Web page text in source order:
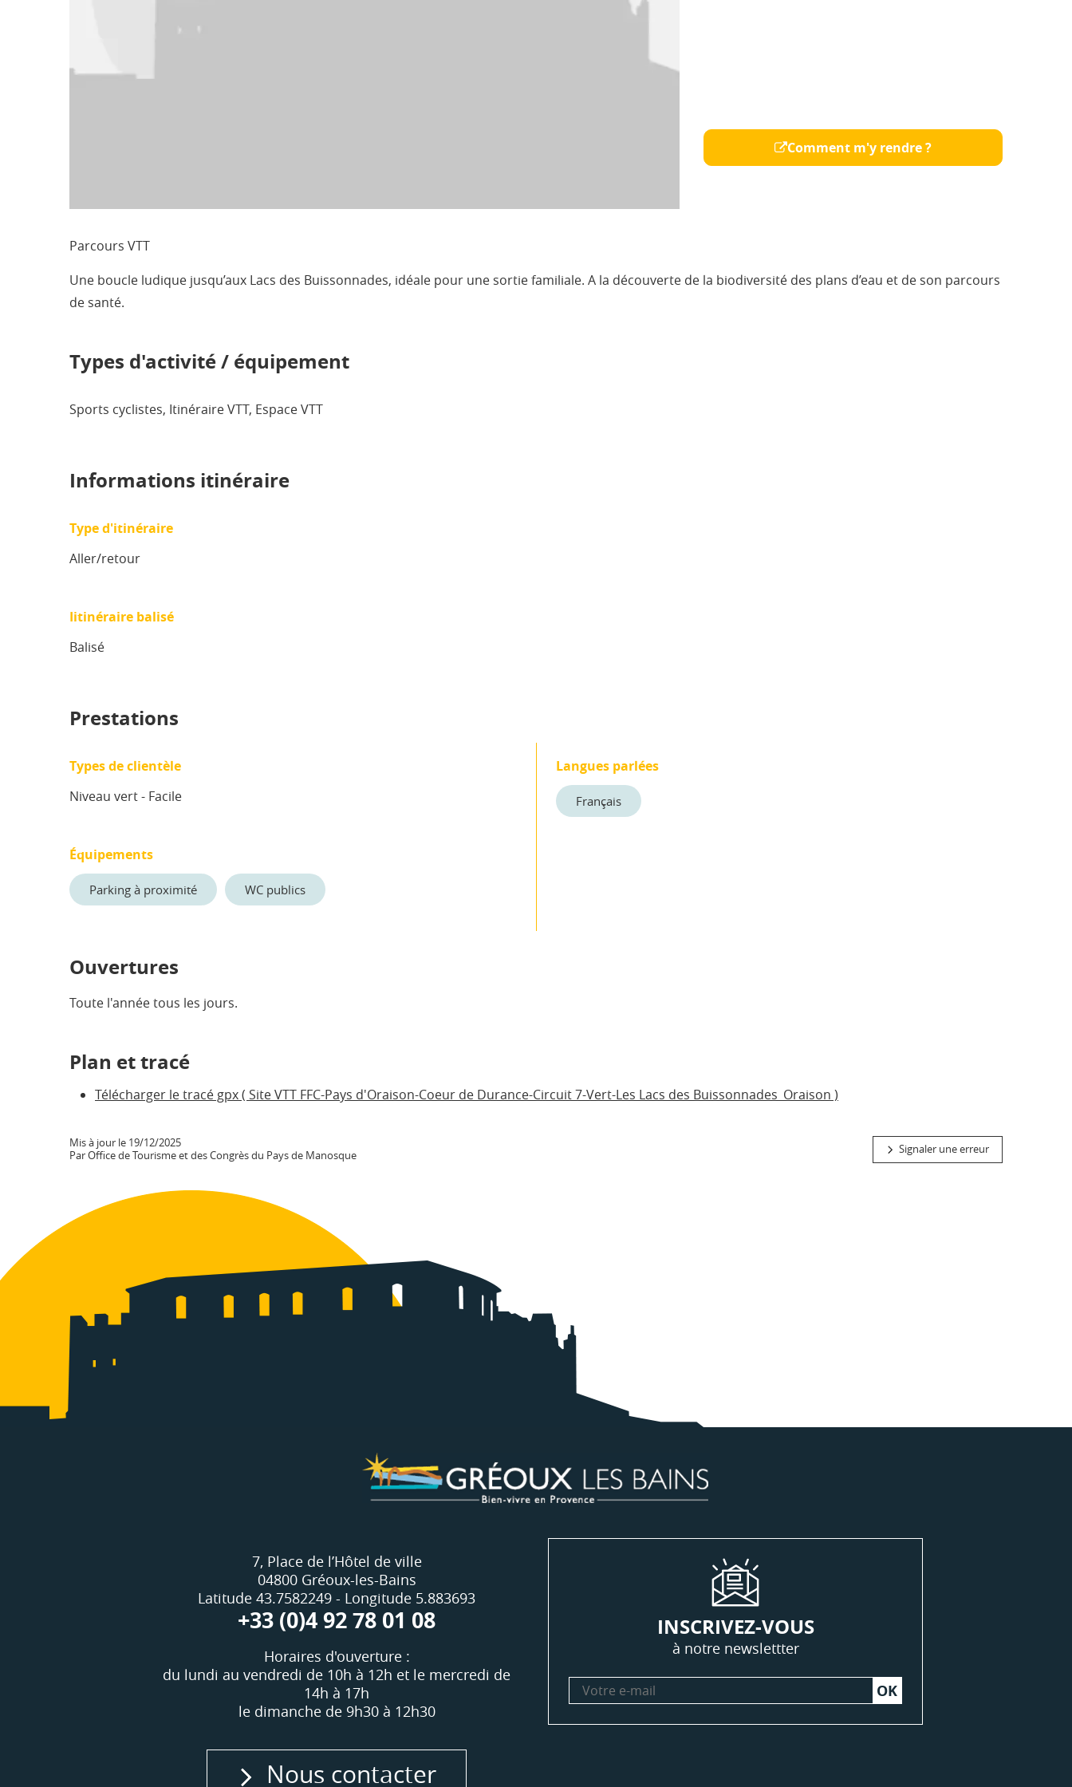
Comment m'y rendre ?
Parcours VTT
Une boucle ludique jusqu’aux Lacs des Buissonnades, idéale pour une sortie familiale. A la découverte de la biodiversité des plans d’eau et de son parcours
de santé.
Types d'activité / équipement
Sports cyclistes, Itinéraire VTT, Espace VTT
Informations itinéraire
Type d'itinéraire
Aller/retour
Iitinéraire balisé
Balisé
Prestations
Types de clientèle
Niveau vert - Facile
Équipements
Parking à proximité WC publics
Langues parlées
Français
Ouvertures
Toute l'année tous les jours.
Plan et tracé
Télécharger le tracé gpx ( Site VTT FFC-Pays d'Oraison-Coeur de Durance-Circuit 7-Vert-Les Lacs des Buissonnades_Oraison )
Mis à jour le 19/12/2025
Par Office de Tourisme et des Congrès du Pays de Manosque
Signaler une erreur
7, Place de l’Hôtel de ville
04800 Gréoux-les-Bains
Latitude 43.7582249 - Longitude 5.883693
+33 (0)4 92 78 01 08
Horaires d'ouverture :
du lundi au vendredi de 10h à 12h et le mercredi de
14h à 17h
le dimanche de 9h30 à 12h30
Nous contacter
INSCRIVEZ-VOUS
à notre newslettter
Votre
e-